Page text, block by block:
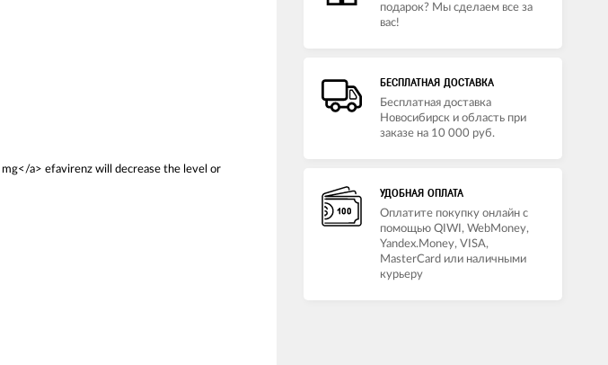
a> efavirenz will decrease the level or
подарок? Мы сделаем все за
вас!
БЕСПЛАТНАЯ ДОСТАВКА
Бесплатная доставка
Новосибирск и область при
заказе на 10 000 руб.
УДОБНАЯ ОПЛАТА
Оплатите покупку онлайн с
помощью QIWI, WebMoney,
Yandex.Money, VISA,
MasterCard или наличными
курьеру